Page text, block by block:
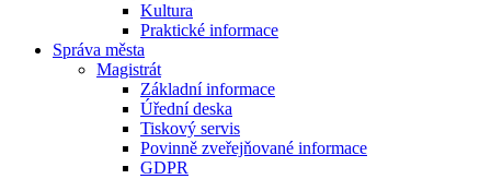
Kultura
Praktické informace
Správa města
Magistrát
Základní informace
Úřední deska
Tiskový servis
Povinně zveřejňované informace
GDPR